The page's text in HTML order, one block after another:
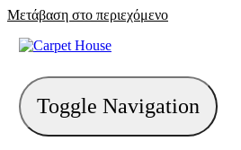
Μετάβαση στο περιεχόμενο
Toggle Navigation